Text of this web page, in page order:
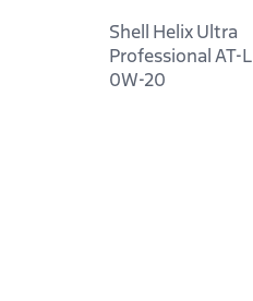
Shell Helix Ultra
Professional AT-L
0W-20